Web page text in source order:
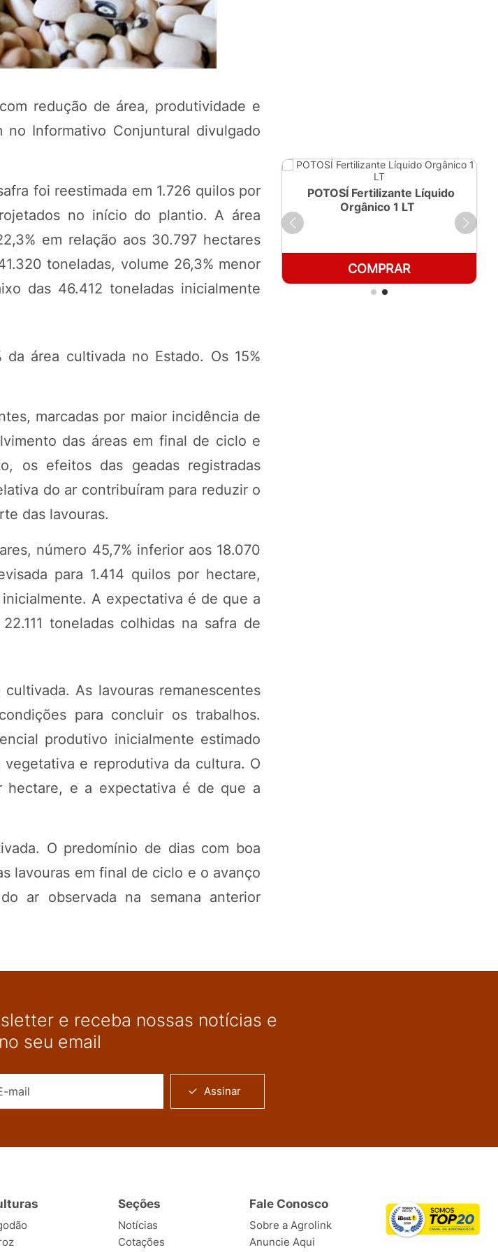
redução de área, produtividade e
Informativo Conjuntural divulgado
foi reestimada em 1.726 quilos por
no início do plantio. A área
em relação aos 30.797 hectares
toneladas, volume 26,3% menor
das 46.412 toneladas inicialmente
área cultivada no Estado. Os 15%
marcadas por maior incidência de
das áreas em final de ciclo e
os efeitos das geadas registradas
do ar contribuíram para reduzir o
das lavouras.
número 45,7% inferior aos 18.070
para 1.414 quilos por hectare,
A expectativa é de que a
toneladas colhidas na safra de
As lavouras remanescentes
para concluir os trabalhos.
produtivo inicialmente estimado
e reprodutiva da cultura. O
hectare, e a expectativa é de que a
O predomínio de dias com boa
lavouras em final de ciclo e o avanço
ar observada na semana anterior
POTOSÍ Fertilizante Líquido
Orgânico 250ml
COMPRAR
POTOSÍ Fertilizante Líquido
Orgânico 1 LT
COMPRAR
e receba nossas notícias e
seu email
Assinar
Seções
Notícias
Cotações
Fale Conosco
Sobre a Agrolink
Anuncie Aqui